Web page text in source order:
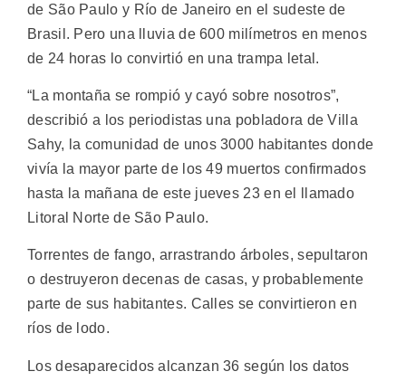
de São Paulo y Río de Janeiro en el sudeste de
Brasil. Pero una lluvia de 600 milímetros en menos
de 24 horas lo convirtió en una trampa letal.
“La montaña se rompió y cayó sobre nosotros”,
describió a los periodistas una pobladora de Villa
Sahy, la comunidad de unos 3000 habitantes donde
vivía la mayor parte de los 49 muertos confirmados
hasta la mañana de este jueves 23 en el llamado
Litoral Norte de São Paulo.
Torrentes de fango, arrastrando árboles, sepultaron
o destruyeron decenas de casas, y probablemente
parte de sus habitantes. Calles se convirtieron en
ríos de lodo.
Los desaparecidos alcanzan 36 según los datos